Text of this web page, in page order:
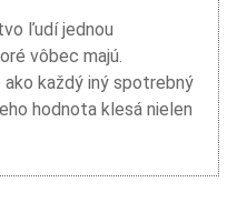
ľudí jednou
vôbec majú.
každý iný spotrebný
hodnota klesá nielen